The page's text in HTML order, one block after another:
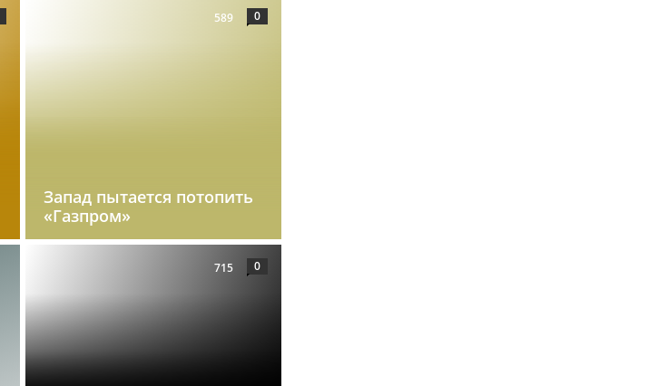
Запад пытается потопить
«Газпром»
589 0
715 0